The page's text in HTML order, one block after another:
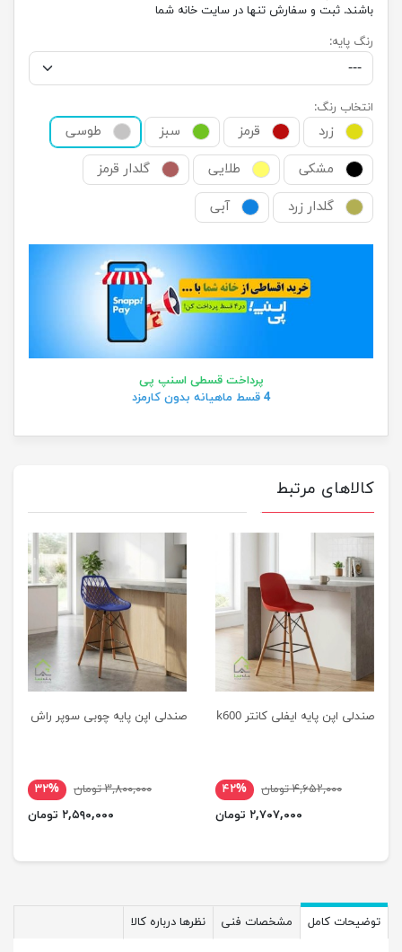
باشند. ثبت و سفارش تنها در سایت خانه شما
رنگ پایه:
انتخاب رنگ:
زرد قرمز سبز
طوسی
مشکی
طلایی
گلدار قرمز
گلدار زرد
آبی
پرداخت قسطی اسنپ پی
4 قسط ماهیانه بدون کارمزد
کالاهای مرتبط
صندلی اپن پایه ایفلی کانتر k600
۴,۶۵۲,۰۰۰ تومان
۴۲%
۲,۷۰۷,۰۰۰ تومان
صندلی اپن پایه چوبی سوپر راش
۳,۸۰۰,۰۰۰ تومان
۳۲%
۲,۵۹۰,۰۰۰ تومان
توضیحات کامل مشخصات فنی نظرها درباره کالا